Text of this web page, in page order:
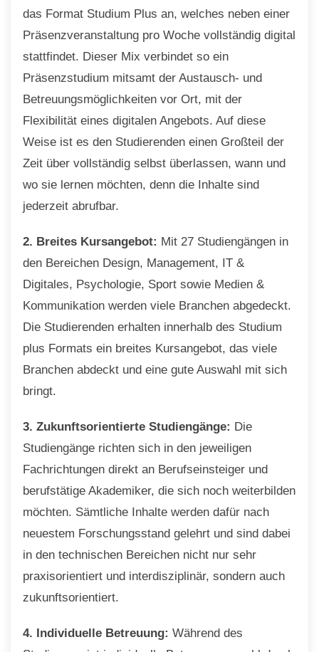
das Format Studium Plus an, welches neben einer
Präsenzveranstaltung pro Woche vollständig digital
stattfindet. Dieser Mix verbindet so ein
Präsenzstudium mitsamt der Austausch- und
Betreuungsmöglichkeiten vor Ort, mit der
Flexibilität eines digitalen Angebots. Auf diese
Weise ist es den Studierenden einen Großteil der
Zeit über vollständig selbst überlassen, wann und
wo sie lernen möchten, denn die Inhalte sind
jederzeit abrufbar.
2. Breites Kursangebot: Mit 27 Studiengängen in
den Bereichen Design, Management, IT &
Digitales, Psychologie, Sport sowie Medien &
Kommunikation werden viele Branchen abgedeckt.
Die Studierenden erhalten innerhalb des Studium
plus Formats ein breites Kursangebot, das viele
Branchen abdeckt und eine gute Auswahl mit sich
bringt.
3. Zukunftsorientierte Studiengänge: Die
Studiengänge richten sich in den jeweiligen
Fachrichtungen direkt an Berufseinsteiger und
berufstätige Akademiker, die sich noch weiterbilden
möchten. Sämtliche Inhalte werden dafür nach
neuestem Forschungsstand gelehrt und sind dabei
in den technischen Bereichen nicht nur sehr
praxisorientiert und interdisziplinär, sondern auch
zukunftsorientiert.
4. Individuelle Betreuung: Während des